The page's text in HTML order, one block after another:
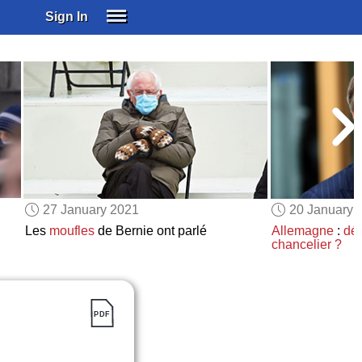
Sign In
SUBSCRIBE
EDUCATIONAL LICENSES
GIFT CARDS
OTHER LANGUAGES
ABOUT US
ALEXA
ADJUST COLORS
27 January 2021
Les mouflesde Bernie ont parlé
20 January
Allemagne :
chancelier ?